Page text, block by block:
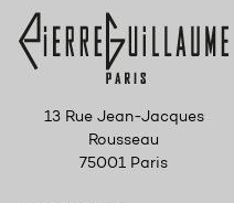
13 Rue Jean-Jacques
Rousseau
75001 Paris